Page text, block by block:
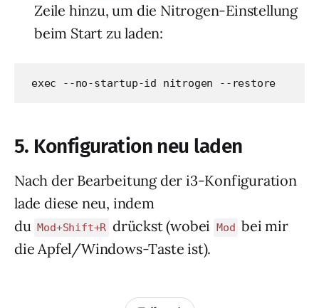
Zeile hinzu, um die Nitrogen-Einstellung
beim Start zu laden:
exec --no-startup-id nitrogen --restore
5. Konfiguration neu laden
Nach der Bearbeitung der i3-Konfiguration
lade diese neu, indem
du Mod+Shift+R drückst (wobei Mod bei mir
die Apfel/Windows-Taste ist).